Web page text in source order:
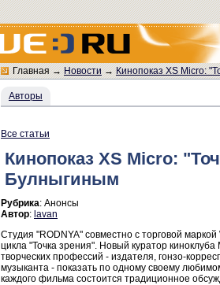
Главная→Новости→Кинопоказ XS Micro:
Авторы
Все статьи
Кинопоказ XS Micro:
Булныгиным
Рубрика: Анонсы
Автор: lavan
Студия "RODNYA" совместно с торговой
цикла "Точка зрения". Новый куратор
творческих профессий - издателя, гонзо-
музыканта - показать по одному своему
каждого фильма состоится традиционное